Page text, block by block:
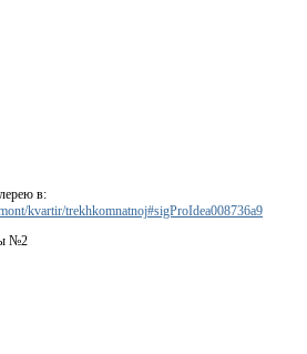
в:
kvartir/trekhkomnatnoj#sigProIdea008736a9
№2